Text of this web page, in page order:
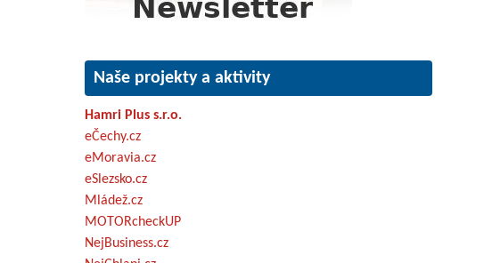
Naše projekty a aktivity
Hamri Plus s.r.o.
eČechy.cz
eMoravia.cz
eSlezsko.cz
Mládež.cz
MOTORcheckUP
NejBusiness.cz